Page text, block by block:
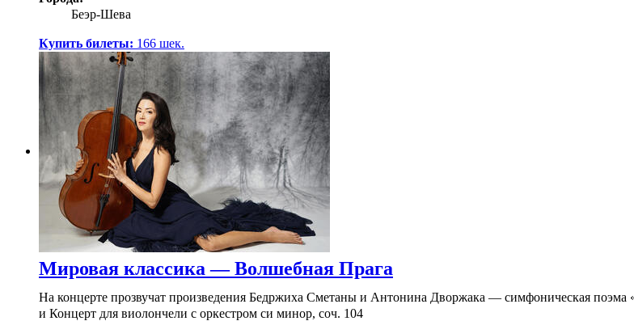
Беэр-Шева
Купить билеты: 166 шек.
Мировая классика — Волшебная Прага
На концерте прозвучат произведения Бедржиха Сметаны и Антонина Дворжака — симфоническая
и Концерт для виолончели с оркестром си минор, соч. 104